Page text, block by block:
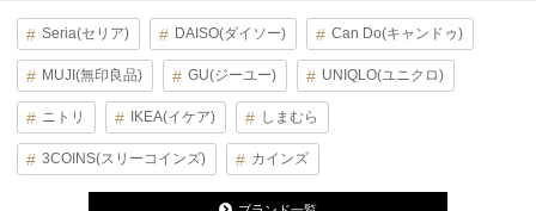
Seria(セリア) DAISO(ダイソー) Can Do(キャンドゥ)
MUJI(無印良品) GU(ジーユー) UNIQLO(ユニクロ)
ニトリ IKEA(イケア) しまむら
3COINS(スリーコインズ) カインズ